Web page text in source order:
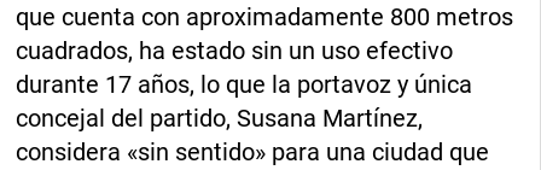
que cuenta con aproximadamente 800 metros
cuadrados, ha estado sin un uso efectivo
durante 17 años, lo que la portavoz y única
concejal del partido, Susana Martínez,
considera «sin sentido» para una ciudad que